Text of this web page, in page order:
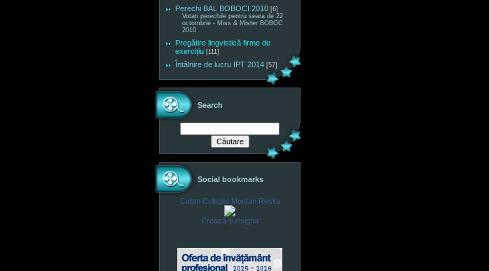
Perechi BAL BOBOCI 2010 [6]
Votați perechile pentru seara de 22
octombrie - Miss & Mister BOBOC
2010
Pregătire lingvistică firme de
exercițiu [111]
Întâlnire de lucru IPT 2014 [57]
Search
Social bookmarks
Cebm Colegiul Montan Resita
Crează-ţi insigna